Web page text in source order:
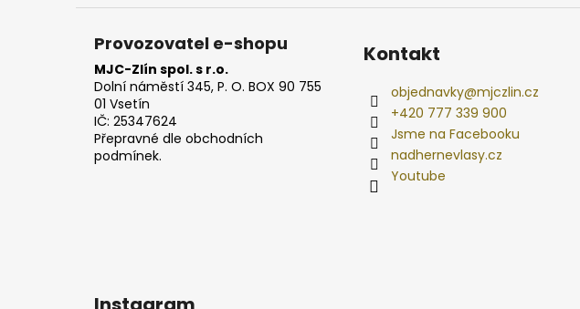
Provozovatel e-shopu
MJC-Zlín spol. s r.o.
Dolní náměstí 345, P. O. BOX 90 755
01 Vsetín
IČ: 25347624
Přepravné dle obchodních
podmínek.
Kontakt
objednavky@mjczlin.cz
+420 777 339 900
Jsme na Facebooku
nadhernevlasy.cz
Youtube